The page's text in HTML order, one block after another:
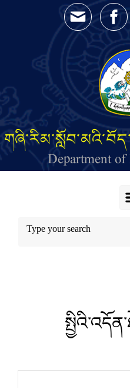
Skip to main content
Department